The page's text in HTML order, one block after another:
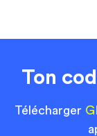
Ton
Télécharger